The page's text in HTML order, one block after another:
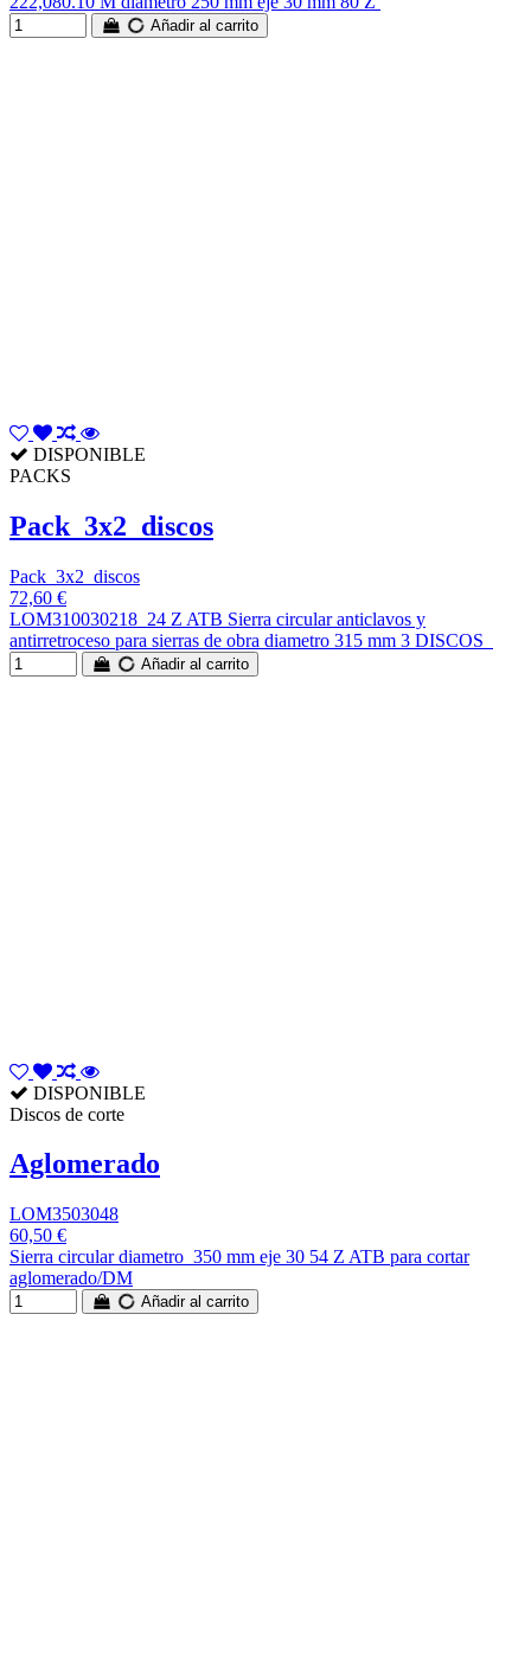
Añadir al carrito
DISPONIBLE
PACKS
Pack_3x2_discos
Pack_3x2_discos
72,60 €
LOM310030218 24 Z ATB Sierra circular anticlavos y
antirretroceso para sierras de obra diametro 315 mm 3 DISCOS
Añadir al carrito
DISPONIBLE
Discos de corte
Aglomerado
LOM3503048
60,50 €
Sierra circular diametro 350 mm eje 30 54 Z ATB para cortar
aglomerado/DM
Añadir al carrito